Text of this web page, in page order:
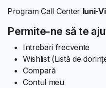
Program Call Center luni-
Permite-ne să te
Intrebari frecvente
Wishlist (Listă de
Compară
Contul meu